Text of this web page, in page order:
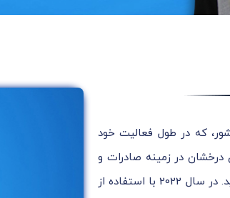
که در طول فعالیت خود
درخشان در زمینه صادرات و
برندسازی توانسته به عنوان یک مدیر و موسس موفق عمل نماید. در سال 2022 با استفاده از